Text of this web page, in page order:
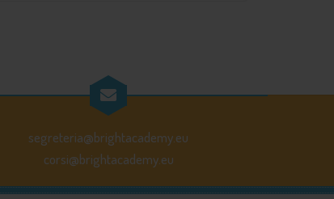
segreteria@brightacademy.eu
corsi@brightacademy.eu